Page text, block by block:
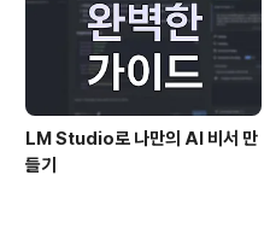
LM Studio로 나만의 AI 비서 만
들기